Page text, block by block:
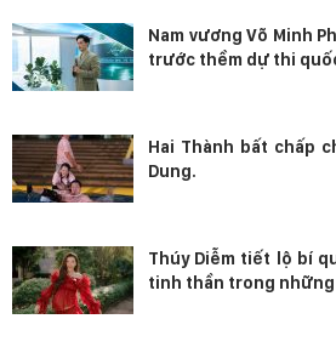
Nam vương Võ Minh
trước thềm dự thi
Hai Thành bất chấp
Dung.
Thúy Diễm tiết lộ bí
tinh thần trong